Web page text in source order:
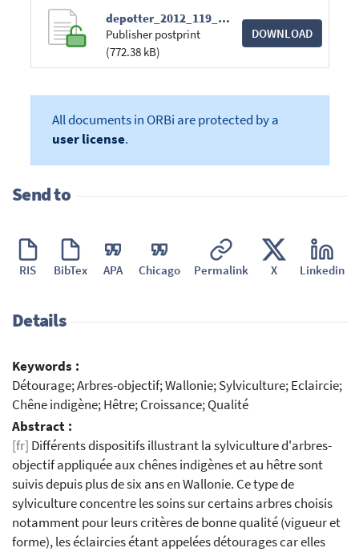
depotter_2012_119_43-54.pdf
Publisher postprint
(772.38 kB)
DOWNLOAD
All documents in ORBi are protected by a
user license.
Send to
RIS BibTex APA Chicago Permalink X Linkedin
Details
Keywords :
Détourage; Arbres-objectif; Wallonie; Sylviculture; Eclaircie;
Chêne indigène; Hêtre; Croissance; Qualité
Abstract :
[fr] Différents dispositifs illustrant la sylviculture d'arbres-
objectif appliquée aux chênes indigènes et au hêtre sont
suivis depuis plus de six ans en Wallonie. Ce type de
sylviculture concentre les soins sur certains arbres choisis
notamment pour leurs critères de bonne qualité (vigueur et
forme), les éclaircies étant appelées détourages car elles